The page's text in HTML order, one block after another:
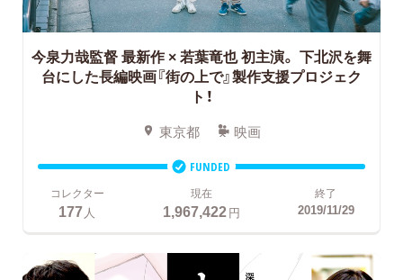
今泉力哉監督 最新作 × 若葉竜也 初主演。 下北沢を舞
台にした長編映画『街の上で』製作支援プロジェク
ト！
東京都 映画
FUNDED
コレクター
177人
現在
1,967,422円
終了
2019/11/29